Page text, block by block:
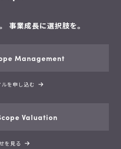
事業成長に選択肢を。
Management
を申し込む
Valuation
を見る